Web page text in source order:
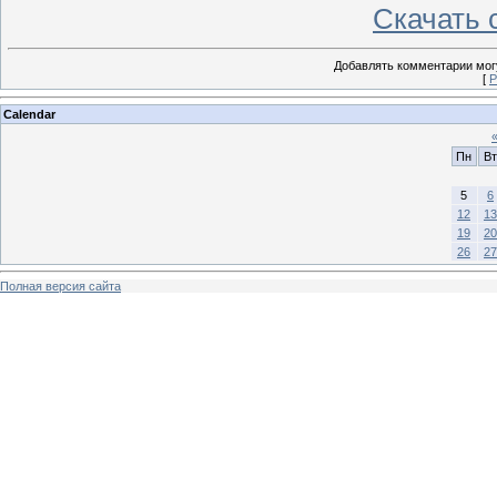
Скачать
Добавлять комментарии
[
Calendar
«
Пн
Вт
5
6
12
13
19
20
26
27
Полная версия сайта